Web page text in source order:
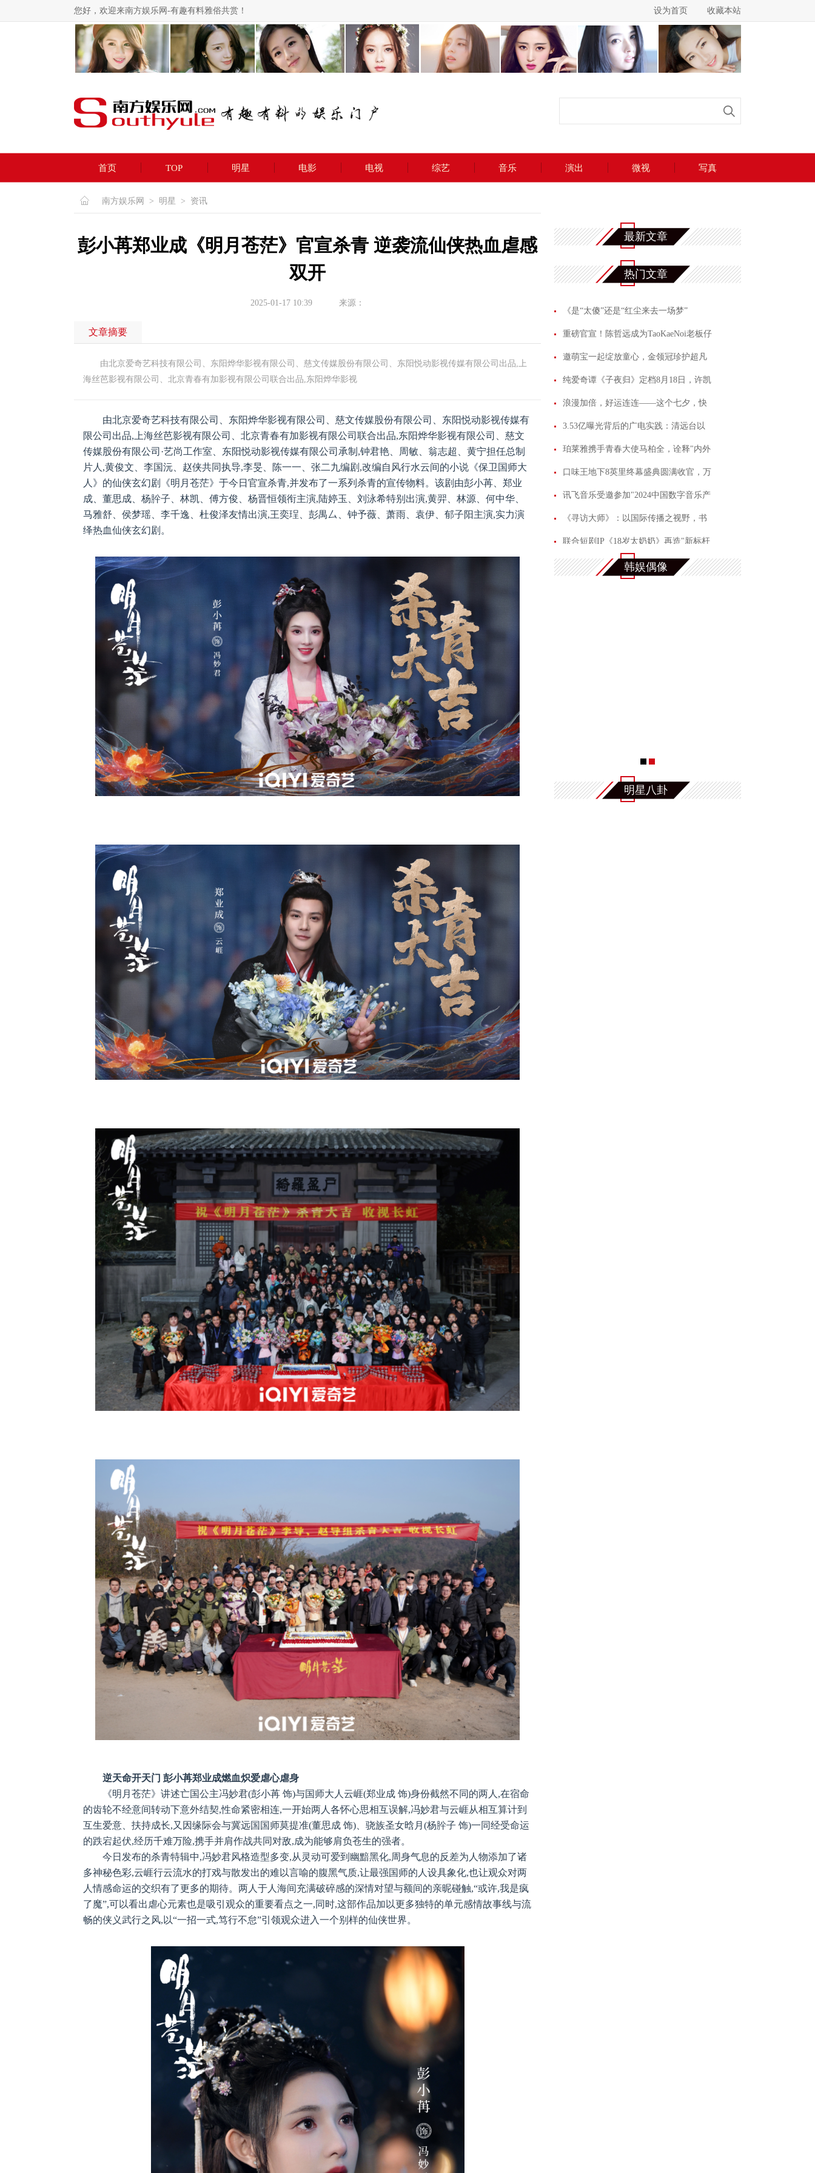
您好，欢迎来南方娱乐网-有趣有料雅俗共赏！ 设为首页 收藏本站
首页 TOP 明星 电影 电视 综艺 音乐 演出 微视 写真
南方娱乐网 > 明星 > 资讯
彭小苒郑业成《明月苍茫》官宣杀青 逆袭流仙侠热血虐感
双开
2025-01-17 10:39 来源：
文章摘要
由北京爱奇艺科技有限公司、东阳烨华影视有限公司、慈文传媒股份有限公司、东阳悦动影视传媒有限公司出品,上
海丝芭影视有限公司、北京青春有加影视有限公司联合出品,东阳烨华影视
由北京爱奇艺科技有限公司、东阳烨华影视有限公司、慈文传媒股份有限公司、东阳悦动影视传媒有
限公司出品,上海丝芭影视有限公司、北京青春有加影视有限公司联合出品,东阳烨华影视有限公司、慈文
传媒股份有限公司·艺尚工作室、东阳悦动影视传媒有限公司承制,钟君艳、周敏、翁志超、黄宁担任总制
片人,黄俊文、李国沅、赵侠共同执导,李旻、陈一一、张二九编剧,改编自风行水云间的小说《保卫国师大
人》的仙侠玄幻剧《明月苍茫》于今日官宣杀青,并发布了一系列杀青的宣传物料。该剧由彭小苒、郑业
成、董思成、杨肸子、林凯、傅方俊、杨晋恒领衔主演,陆婷玉、刘泳希特别出演,黄羿、林源、何中华、
马雅舒、侯梦瑶、李千逸、杜俊泽友情出演,王奕珵、彭禺厶、钟予薇、萧雨、袁伊、郁子阳主演,实力演
绎热血仙侠玄幻剧。
逆天命开天门 彭小苒郑业成燃血炽爱虐心虐身
《明月苍茫》讲述亡国公主冯妙君(彭小苒 饰)与国师大人云崕(郑业成 饰)身份截然不同的两人,在宿命
的齿轮不经意间转动下意外结契,性命紧密相连,一开始两人各怀心思相互误解,冯妙君与云崕从相互算计到
互生爱意、扶持成长,又因缘际会与冀远国国师莫提准(董思成 饰)、骁族圣女晗月(杨肸子 饰)一同经受命运
的跌宕起伏,经历千难万险,携手并肩作战共同对敌,成为能够肩负苍生的强者。
今日发布的杀青特辑中,冯妙君风格造型多变,从灵动可爱到幽黯黑化,周身气息的反差为人物添加了诸
多神秘色彩,云崕行云流水的打戏与散发出的难以言喻的腹黑气质,让最强国师的人设具象化,也让观众对两
人情感命运的交织有了更多的期待。两人于人海间充满破碎感的深情对望与额间的亲昵碰触,“或许,我是疯
了魔”,可以看出虐心元素也是吸引观众的重要看点之一,同时,这部作品加以更多独特的单元感情故事线与流
畅的侠义武行之风,以“一招一式,笃行不怠”引领观众进入一个别样的仙侠世界。
最新文章
热门文章
《是“太傻”还是“红尘来去一场梦”
重磅官宣！陈哲远成为TaoKaeNoi老板仔
邀萌宝一起绽放童心，金领冠珍护超凡
纯爱奇谭《子夜归》定档8月18日，许凯
浪漫加倍，好运连连——这个七夕，快
3.53亿曝光背后的广电实践：清远台以
珀莱雅携手青春大使马柏全，诠释"内外
口味王地下8英里终幕盛典圆满收官，万
讯飞音乐受邀参加"2024中国数字音乐产
《寻访大师》：以国际传播之视野，书
联合短剧IP《18岁太奶奶》再造"新标杆
韩娱偶像
明星八卦